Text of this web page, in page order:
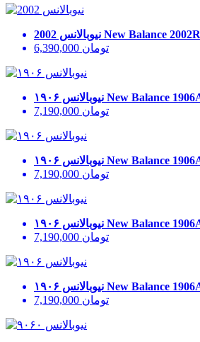
New Balance 2002R
6,390,000 تومان
نیوبالانس ۱۹۰۶ New Balance
7,190,000 تومان
نیوبالانس ۱۹۰۶ New Balance
7,190,000 تومان
نیوبالانس ۱۹۰۶ New Balance
7,190,000 تومان
نیوبالانس ۱۹۰۶ New Balance
7,190,000 تومان